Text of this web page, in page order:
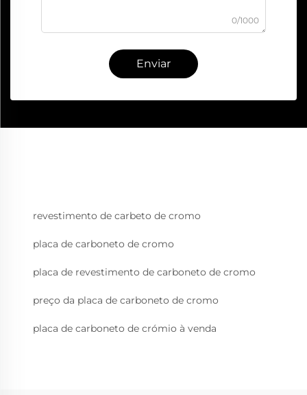
0/1000
Enviar
revestimento de carbeto de cromo
placa de carboneto de cromo
placa de revestimento de carboneto de cromo
preço da placa de carboneto de cromo
placa de carboneto de crómio à venda